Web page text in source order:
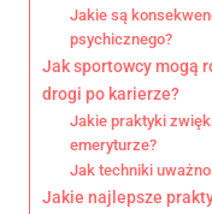
Jakie są
psychicznego?
Jak sportowcy mogą
drogi po karierze?
Jakie praktyki
emeryturze?
Jak techniki
Jakie najlepsze